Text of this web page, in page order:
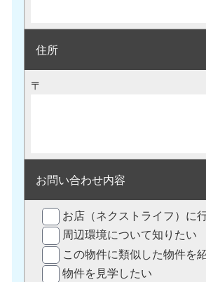
住所
〒
お問い合わせ内容
お店（ネクストライフ）に
周辺環境について知りたい
この物件に類似した物件を
物件を見学したい